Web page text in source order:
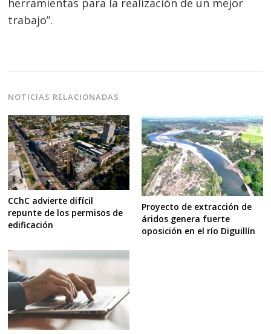
herramientas para la realización de un mejor
trabajo”.
NOTICIAS RELACIONADAS
CChC advierte difícil
repunte de los permisos de
edificación
Proyecto de extracción de
áridos genera fuerte
oposición en el río Diguillín